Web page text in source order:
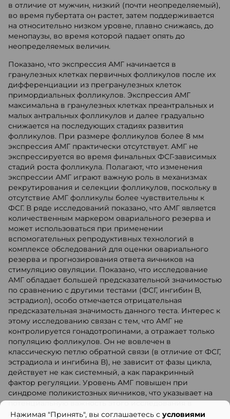
в отличие от мужчин, низкий (почти неопределяемый),
во время пубертата он растет, затем поддерживается
на относительно низком уровне, плавно снижаясь, до
менопаузы, во время которой падает опять до
неопределяемых величин.
Показано, что экспрессия АМГ начинается в
гранулезных клетках первичных фолликулов после их
дифференциации из прегранулезных клеток
примордиальных фолликулов. Экспрессия АМГ
максимальна в гранулезных клетках преантральных и
малых антральных фолликулов и далее градуально
снижается на последующих стадиях развития
фолликулов. При размере фолликулов более 8 мм
экспрессия АМГ практически отсутствует. АМГ не
экспрессируется во время финальных ФСГ-зависимых
стадий роста фолликула. Полагают, что изменения
экспрессии АМГ играют важную роль в механизмах
рекрутирования и селекции фолликулов, поскольку в
отсутствие АМГ фолликулы более чувствительны к
ФСГ. В ряде исследований показано, что АМГ является
количественным маркером овариального резерва и
может использоваться при применении
вспомогательных репродуктивных технологий в
комплексе обследований для оценки овариального
резерва и прогнозирования ответа яичников на
стимуляцию овуляции. Показано, что исследование
АМГ обладает большей предсказательной значимостью
по сравнению с другими тестами (ФСГ, ингибин В,
эстрадиол), особо отмечается отрицательная
предсказательная значимость данного теста. Интерес к
этому исследованию связан с тем, что АМГ не
контролируется гонадотропинами, а отражает только
популяцию фолликулов. Он не вовлечен в
классическую петлю обратной связи (в отличие от ФСГ,
эстрадиола и ингибина В), не зависит от фазы цикла,
действует не как системный, а как паракринный
фактор регуляции. Уровень АМГ повышен при
синдроме поликистозных яичников, что указывает на
потенциальную важность этого исследования в
лабораторной диагностике данной патологии. Еще
Нажимая "Принять", вы соглашаетесь с условиями